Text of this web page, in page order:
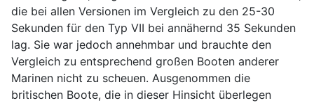
die bei allen Versionen im Vergleich zu den 25-30
Sekunden für den Typ VII bei annähernd 35 Sekunden
lag. Sie war jedoch annehmbar und brauchte den
Vergleich zu entsprechend großen Booten anderer
Marinen nicht zu scheuen. Ausgenommen die
britischen Boote, die in dieser Hinsicht überlegen